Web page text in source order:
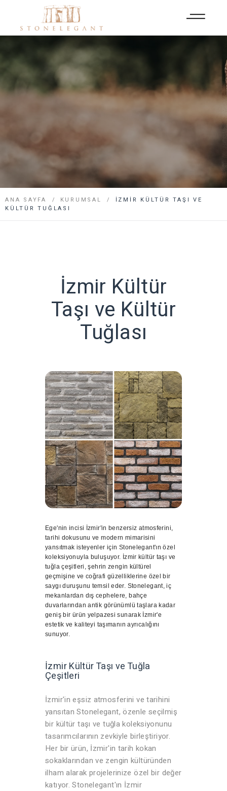
ANA SAYFA KURUMSAL
İZMIR KÜLTÜR TAŞI VE
KÜLTÜR TUĞLASI
İzmir Kültür
Taşı ve Kültür
Tuğlası
Ege'nin incisi İzmir'in benzersiz atmosferini,
tarihi dokusunu ve modern mimarisini
yansıtmak isteyenler için Stonelegant'ın özel
koleksiyonuyla buluşuyor. İzmir kültür taşı ve
tuğla çeşitleri, şehrin zengin kültürel
geçmişine ve coğrafi güzelliklerine özel bir
saygı duruşunu temsil eder. Stonelegant, iç
mekanlardan dış cephelere, bahçe
duvarlarından antik görünümlü taşlara kadar
geniş bir ürün yelpazesi sunarak İzmir'e
estetik ve kaliteyi taşımanın ayrıcalığını
sunuyor.
İzmir Kültür Taşı ve Tuğla
Çeşitleri
İzmir'in eşsiz atmosferini ve tarihini
yansıtan Stonelegant, özenle seçilmiş
bir kültür taşı ve tuğla koleksiyonunu
tasarımcılarının zevkiyle birleştiriyor.
Her bir ürün, İzmir'in tarih kokan
sokaklarından ve zengin kültüründen
ilham alarak projelerinize özel bir değer
katıyor. Stonelegant'ın İzmir